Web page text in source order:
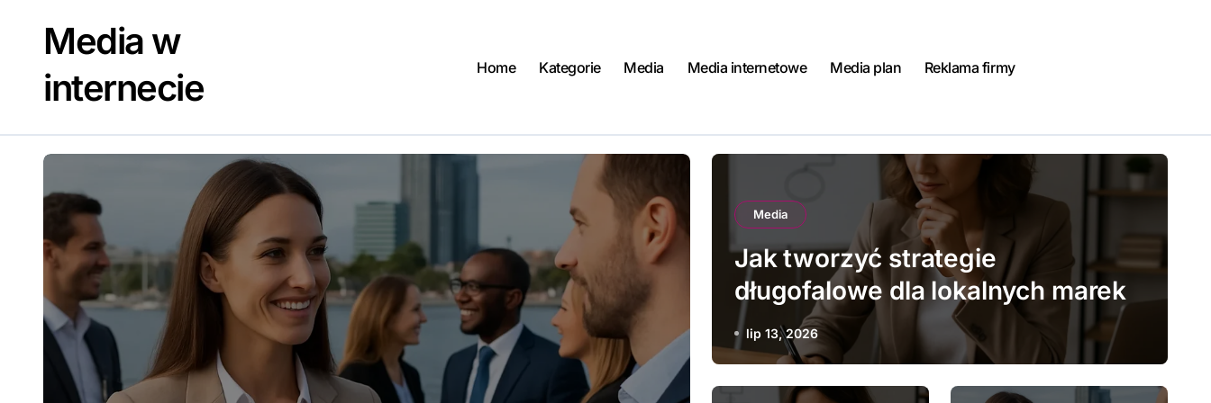
Media w
internecie
Home Kategorie Media Media internetowe Media plan Reklama firmy
Media
Jak tworzyć strategie
długofalowe dla lokalnych marek
lip 13, 2026